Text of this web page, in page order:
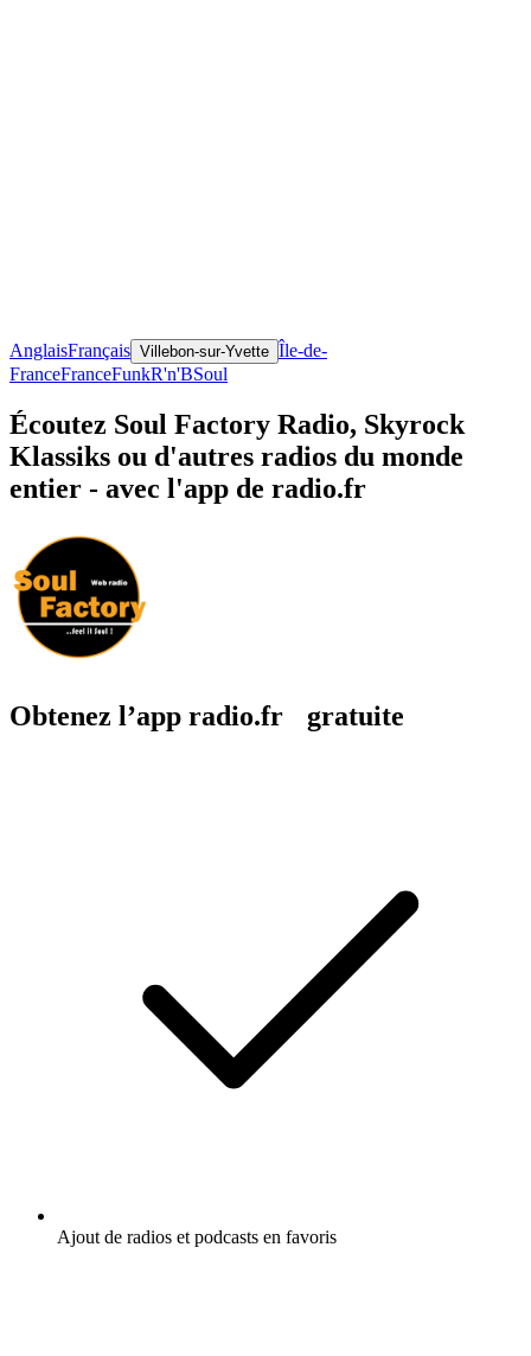
AnglaisFrançais Villebon-sur-Yvette Île-de-
FranceFranceFunkR'n'BSoul
Écoutez Soul Factory Radio, Skyrock
Klassiks ou d'autres radios du monde
entier - avec l'app de radio.fr
Obtenez l’app radio.fr gratuite
Ajout de radios et podcasts en favoris